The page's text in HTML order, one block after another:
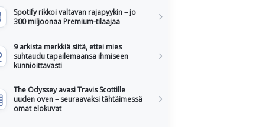
Spotify rikkoi valtavan rajapyykin – jo
300 miljoonaa Premium-tilaajaa
9 arkista merkkiä siitä, ettei mies
suhtaudu tapailemaansa ihmiseen
kunnioittavasti
The Odyssey avasi Travis Scottille
uuden oven – seuraavaksi tähtäimessä
omat elokuvat